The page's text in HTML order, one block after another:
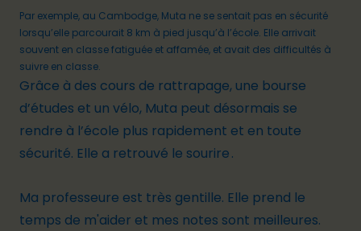
Par exemple, au Cambodge, Muta ne se sentait pas en sécurité
lorsqu’elle parcourait 8 km à pied jusqu’à l’école. Elle arrivait
souvent en classe fatiguée et affamée, et avait des difficultés à
suivre en classe.
Grâce à des cours de rattrapage, une bourse
d’études et un vélo, Muta peut désormais se
rendre à l’école plus rapidement et en toute
sécurité. Elle a retrouvé le sourire .
Ma professeure est très gentille. Elle prend le
temps de m'aider et mes notes sont meilleures.